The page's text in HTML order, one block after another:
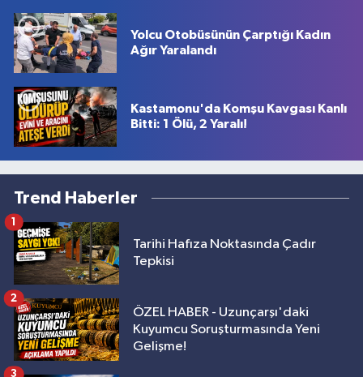
Yolcu Otobüsünün Çarptığı Kadın
Ağır Yaralandı
Kastamonu'da Komşu Kavgası Kanlı
Bitti: 1 Ölü, 2 Yaralı!
Trend Haberler
Tarihi Hafıza Noktasında Çadır
Tepkisi
1
ÖZEL HABER - Uzunçarşı'daki
Kuyumcu Soruşturmasında Yeni
Gelişme!
2
3